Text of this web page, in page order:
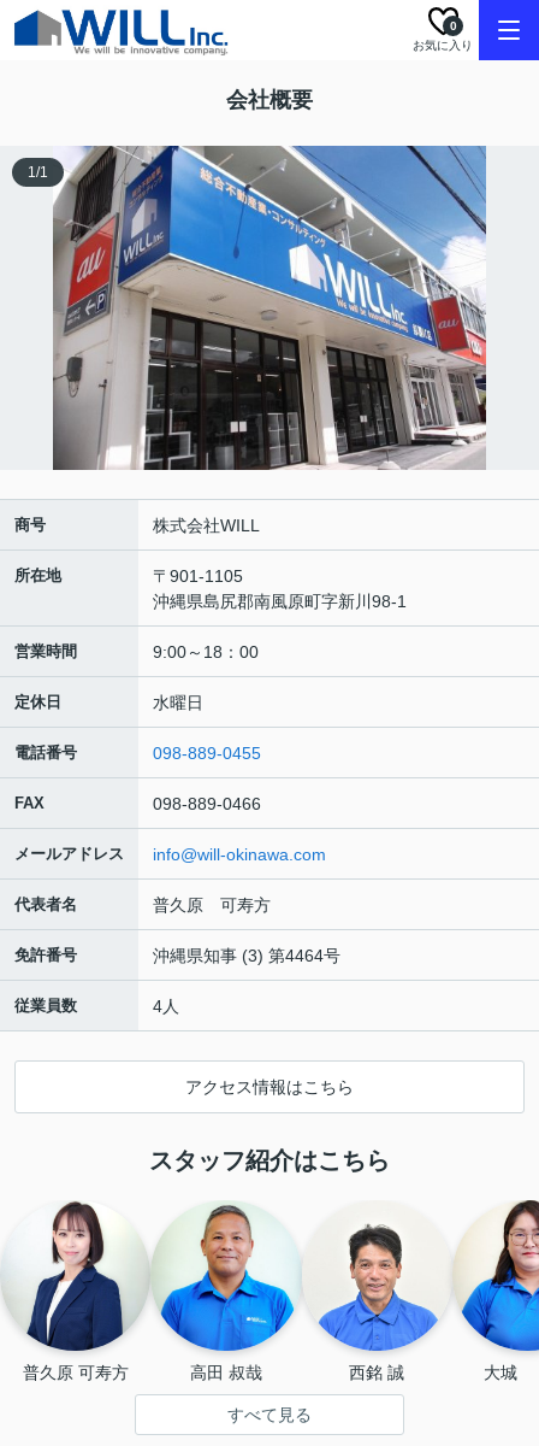
お気に入り
0
会社概要
1/1
商号 株式会社WILL
所在地
〒901-1105
沖縄県島尻郡南風原町字新川98-1
営業時間 9:00～18：00
定休日 水曜日
電話番号 098-889-0455
FAX 098-889-0466
メールアドレス info@will-okinawa.com
代表者名 普久原 可寿方
免許番号 沖縄県知事 (3) 第4464号
従業員数 4人
アクセス情報はこちら
スタッフ紹介はこちら
普久原 可寿方 高田 叔哉 西銘 誠 大城
すべて見る